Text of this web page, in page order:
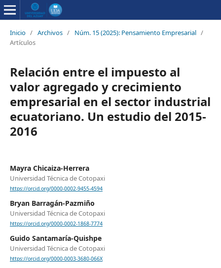
Inicio / Archivos / Núm. 15 (2025): Pensamiento Empresarial /
Artículos
Relación entre el impuesto al
valor agregado y crecimiento
empresarial en el sector industrial
ecuatoriano. Un estudio del 2015-
2016
Mayra Chicaiza-Herrera
Universidad Técnica de Cotopaxi
https://orcid.org/0000-0002-9455-4594
Bryan Barragán-Pazmiño
Universidad Técnica de Cotopaxi
https://orcid.org/0000-0002-1868-7774
Guido Santamaría-Quishpe
Universidad Técnica de Cotopaxi
https://orcid.org/0000-0003-3680-066X